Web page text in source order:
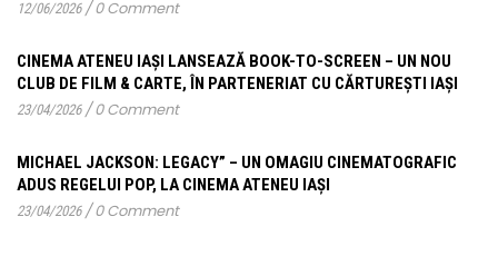
12/06/2026 / 0 Comment
CINEMA ATENEU IAȘI LANSEAZĂ BOOK-TO-SCREEN – UN NOU
CLUB DE FILM & CARTE, ÎN PARTENERIAT CU CĂRTUREȘTI IAȘI
23/04/2026 / 0 Comment
MICHAEL JACKSON: LEGACY” – UN OMAGIU CINEMATOGRAFIC
ADUS REGELUI POP, LA CINEMA ATENEU IAȘI
23/04/2026 / 0 Comment